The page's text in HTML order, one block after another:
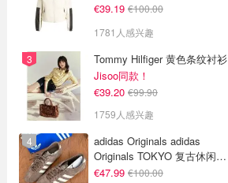
€39.19 €100.00
1781人感兴趣
Tommy Hilfiger 黄色条纹衬衫
Jisoo同款！
€39.20 €99.90
1759人感兴趣
adidas Originals adidas
Originals TOKYO 复古休闲鞋
深棕色
€47.99 €100.00